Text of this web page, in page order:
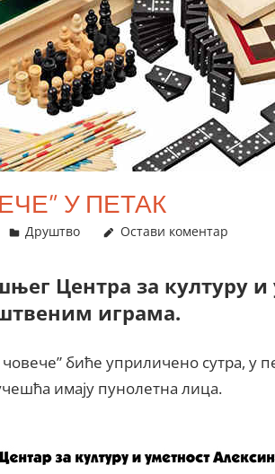
У ПЕТАК
Друштво Остави коментар
Центра за културу и
играма.
биће уприличено сутра, у
имају пунолетна лица.